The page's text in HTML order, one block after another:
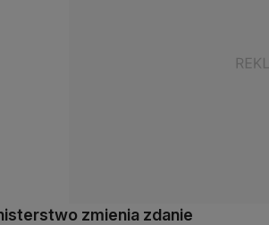
zmienia zdanie